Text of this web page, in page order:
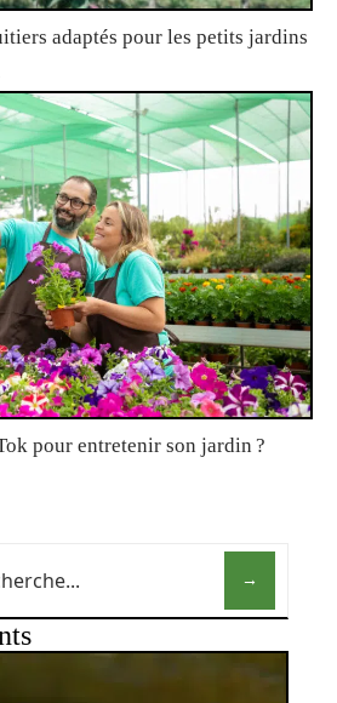
adaptés pour les petits jardins
pour entretenir son jardin ?